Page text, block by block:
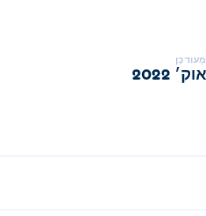
מְעוּדכָּן
אוק׳ 2022